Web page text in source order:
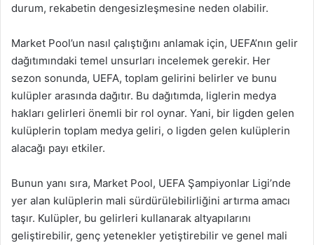
durum, rekabetin dengesizleşmesine neden olabilir.
Market Pool’un nasıl çalıştığını anlamak için, UEFA’nın gelir
dağıtımındaki temel unsurları incelemek gerekir. Her
sezon sonunda, UEFA, toplam gelirini belirler ve bunu
kulüpler arasında dağıtır. Bu dağıtımda, liglerin medya
hakları gelirleri önemli bir rol oynar. Yani, bir ligden gelen
kulüplerin toplam medya geliri, o ligden gelen kulüplerin
alacağı payı etkiler.
Bunun yanı sıra, Market Pool, UEFA Şampiyonlar Ligi’nde
yer alan kulüplerin mali sürdürülebilirliğini artırma amacı
taşır. Kulüpler, bu gelirleri kullanarak altyapılarını
geliştirebilir, genç yetenekler yetiştirebilir ve genel mali